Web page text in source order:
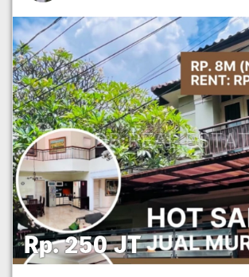
Rp. 250 JT